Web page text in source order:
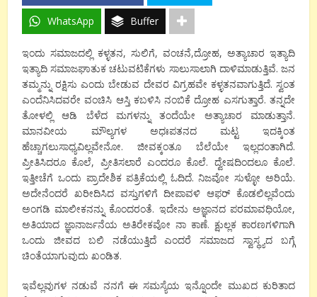
WhatsApp Buffer
ಇಂದು ಸಮಾಜದಲ್ಲಿ ಕಳ್ಳತನ, ಸುಲಿಗೆ, ವಂಚನೆ,ದ್ರೋಹ, ಅತ್ಯಾಚಾರ ಇತ್ಯಾದಿ
ಇತ್ಯಾದಿ ಸಮಾಜಘಾತುಕ ಚಟುವಟಿಕೆಗಳು ಸಾಲುಸಾಲಾಗಿ ದಾಳಿಮಾಡುತ್ತಿವೆ. ಜನ
ತಮ್ಮನ್ನು ರಕ್ಷಿಸು ಎಂದು ಬೇಡುವ ದೇವರ ವಿಗ್ರಹವೇ ಕಳ್ಳತನವಾಗುತ್ತಿದೆ. ಸ್ವಂತ
ಎಂದೆನಿಸಿದವರೇ ವಂಚಿಸಿ ಆಸ್ತಿ ಕಬಳಿಸಿ ನಂಬಿಕೆ ದ್ರೋಹ ಎಸಗುತ್ತಾರೆ. ತನ್ನದೇ
ತೋಳಲ್ಲಿ ಆಡಿ ಬೆಳೆದ ಮಗಳನ್ನು ತಂದೆಯೇ ಅತ್ಯಾಚಾರ ಮಾಡುತ್ತಾನೆ.
ಮಾನವೀಯ ಮೌಲ್ಯಗಳ ಅಧಃಪತನದ ಮಟ್ಟ ಇದಕ್ಕಿಂತ
ಹೆಚ್ಚಾಗಲುಸಾಧ್ಯವಿಲ್ಲವೇನೋ. ಜೀವಕ್ಕಂತೂ ಬೆಲೆಯೇ ಇಲ್ಲದಂತಾಗಿದೆ.
ಪ್ರೀತಿಸಿದರೂ ಕೊಲೆ, ಪ್ರೀತಿಸಲಾರೆ ಎಂದರೂ ಕೊಲೆ. ದ್ವೇಷದಿಂದಲೂ ಕೊಲೆ.
ಇತ್ತೀಚೆಗೆ ಒಂದು ಪ್ರಾದೇಶಿಕ ಪತ್ರಿಕೆಯಲ್ಲಿ ಓದಿದೆ. ನಿಜವೋ ಸುಳ್ಳೋ ಅರಿಯೆ.
ಅದೇನೆಂದರೆ ಖರೀದಿಸಿದ ವಸ್ತುಗಳಿಗೆ ದೀಪಾವಳಿ ಆಫರ್ ಕೊಡಲಿಲ್ಲವೆಂದು
ಅಂಗಡಿ ಮಾಲೀಕನನ್ನು ಕೊಂದರಂತೆ. ಇದೇನು ಅಜ್ಞಾನದ ಪರಮಾವಧಿಯೋ,
ಅತಿಯಾದ ಜ್ಞಾನಾರ್ಜನೆಯ ಅತಿರೇಕವೋ ನಾ ಕಾಣೆ. ಕ್ಷುಲ್ಲಕ ಕಾರಣಗಳಿಗಾಗಿ
ಒಂದು ಜೀವದ ಬಲಿ ನಡೆಯುತ್ತಿದೆ ಎಂದರೆ ಸಮಾಜದ ಸ್ವಾಸ್ಥ್ಯದ ಬಗ್ಗೆ
ಚಿಂತೆಯಾಗುವುದು ಖಂಡಿತ.
ಇವೆಲ್ಲವುಗಳ ನಡುವೆ ನನಗೆ ಈ ಸಮಸ್ಯೆಯ ಇನ್ನೊಂದೇ ಮುಖದ ಕುರಿತಾದ